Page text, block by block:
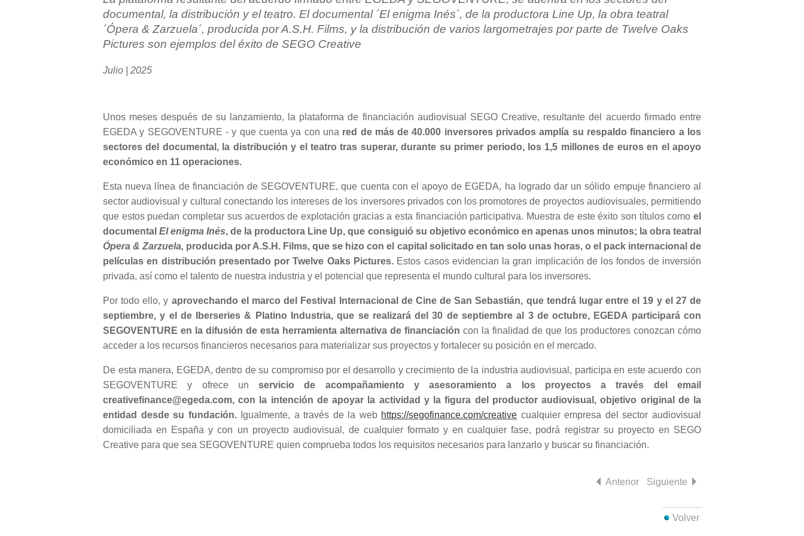
documental, la distribución y el teatro. El documental ´El enigma Inés´, de la productora Line Up, la obra teatral
´Ópera & Zarzuela´, producida por A.S.H. Films, y la distribución de varios largometrajes por parte de Twelve Oaks
Pictures son ejemplos del éxito de SEGO Creative
Julio | 2025
Unos meses después de su lanzamiento, la plataforma de financiación audiovisual SEGO Creative, resultante del acuerdo firmado entre
EGEDA y SEGOVENTURE - y que cuenta ya con una red de más de 40.000 inversores privados amplía su respaldo financiero a los
sectores del documental, la distribución y el teatro tras superar, durante su primer periodo, los 1,5 millones de euros en el apoyo
económico en 11 operaciones.
Esta nueva línea de financiación de SEGOVENTURE, que cuenta con el apoyo de EGEDA, ha logrado dar un sólido empuje financiero al
sector audiovisual y cultural conectando los intereses de los inversores privados con los promotores de proyectos audiovisuales, permitiendo
que estos puedan completar sus acuerdos de explotación gracias a esta financiación participativa. Muestra de este éxito son títulos como el
documentalEl enigma Inés, de la productora Line Up, que consiguió su objetivo económico en apenas unos minutos; la obra teatral
Ópera & Zarzuela, producida por A.S.H. Films, que se hizo con el capital solicitado en tan solo unas horas, o el pack internacional de
películas en distribución presentado por Twelve Oaks Pictures.Estos casos evidencian la gran implicación de los fondos de inversión
privada, así como el talento de nuestra industria y el potencial que representa el mundo cultural para los inversores.
Por todo ello, y aprovechando el marco del Festival Internacional de Cine de San Sebastián, que tendrá lugar entre el 19 y el 27 de
septiembre, y el de Iberseries & Platino Industria, que se realizará del 30 de septiembre al 3 de octubre, EGEDA participará con
SEGOVENTURE en la difusión de esta herramienta alternativa de financiación con la finalidad de que los productores conozcan cómo
acceder a los recursos financieros necesarios para materializar sus proyectos y fortalecer su posición en el mercado.
De esta manera, EGEDA, dentro de su compromiso por el desarrollo y crecimiento de la industria audiovisual, participa en este acuerdo con
SEGOVENTURE y ofrece unservicio de acompañamiento y asesoramiento a los proyectos a través del email
creativefinance@egeda.com, con la intención de apoyar la actividad y la figura del productor audiovisual, objetivo original de la
entidad desde su fundación.Igualmente, a través de la web https://segofinance.com/creative cualquier empresa del sector audiovisual
domiciliada en España y con un proyecto audiovisual, de cualquier formato y en cualquier fase, podrá registrar su proyecto en SEGO
Creative para que sea SEGOVENTURE quien comprueba todos los requisitos necesarios para lanzarlo y buscar su financiación.
Anterior Siguiente
Volver